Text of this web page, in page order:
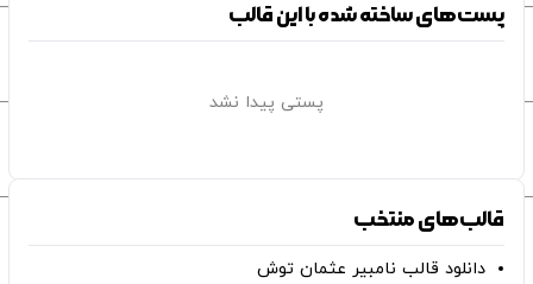
پست‌های ساخته شده با این قالب
پستی پیدا نشد
قالب‌های منتخب
دانلود قالب نامبیر عثمان ‌توش